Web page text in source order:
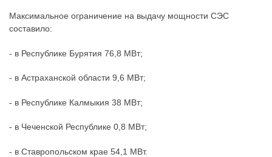
Максимальное ограничение на выдачу мощности СЭС
составило:
- в Республике Бурятия 76,8 МВт;
- в Астраханской области 9,6 МВт;
- в Республике Калмыкия 38 МВт;
- в Чеченской Республике 0,8 МВт;
- в Ставропольском крае 54,1 МВт.